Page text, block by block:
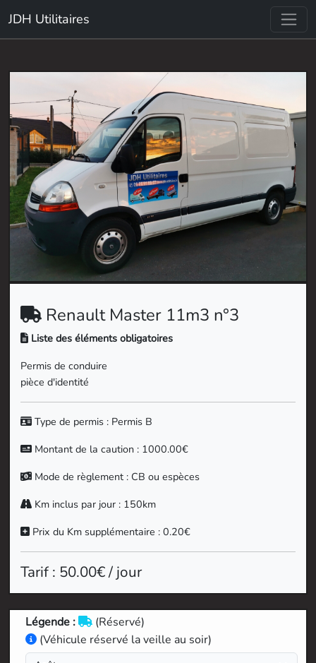
JDH Utilitaires
Renault Master 11m3 n°3
Liste des éléments obligatoires
Permis de conduire
pièce d'identité
Type de permis : Permis B
Montant de la caution : 1000.00€
Mode de règlement : CB ou espèces
Km inclus par jour : 150km
Prix du Km supplémentaire : 0.20€
Tarif : 50.00€ / jour
Légende :
(Réservé)
(Véhicule réservé la veille au soir)